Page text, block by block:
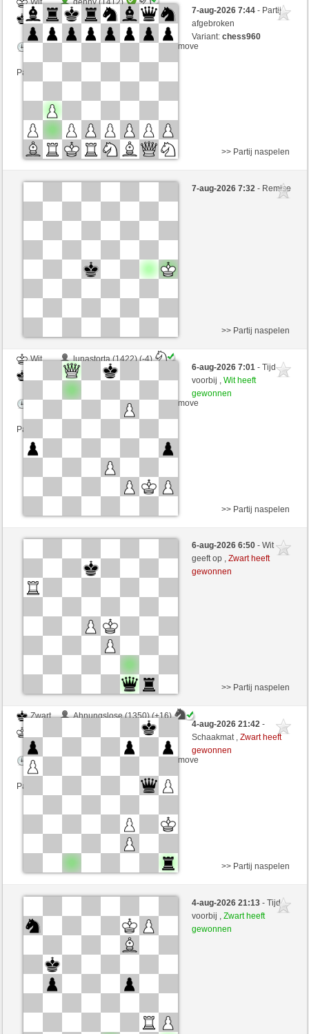
Wit
denny (1412)
Zwart
perpi17 (1336)
Speelduur: 5 minutes/side + 8 seconds/move
Partij telt mee voor de ranglijst
7-aug-2026 7:44- Partij
afgebroken
Variant:chess960
Zwart
denny (1412)
>> Partij naspelen
7-aug-2026 7:32- Remise
Wit
lunastorta (1422) (-4)
perpi17 (1332) (+4)
Speelduur: 9 minutes/side + 0 seconds/move
Partij telt mee voor de ranglijst
>> Partij naspelen
6-aug-2026 7:01- Tijd
voorbij ,Wit heeft
gewonnen
Zwart
Anonymous
Speelduur: 11 minutes/side + 1 seconds/move
>> Partij naspelen
6-aug-2026 6:50- Wit
geeft op ,Zwart heeft
gewonnen
Zwart
Ahnungslose (1350) (+16)
perpi17 (1348) (-16)
Speelduur: 2 minutes/side + 5 seconds/move
Partij telt mee voor de ranglijst
>> Partij naspelen
4-aug-2026 21:42-
Schaakmat ,Zwart heeft
gewonnen
Zwart
Pit_Mik (1392) (+15)
Speelduur: 6 minutes/side + 8 seconds/move
Partij telt mee voor de ranglijst
>> Partij naspelen
4-aug-2026 21:13- Tijd
voorbij ,Zwart heeft
gewonnen